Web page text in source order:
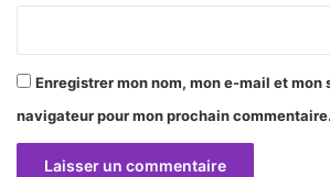
Enregistrer mon nom, mon e-mail et mon
navigateur pour mon prochain commentaire.